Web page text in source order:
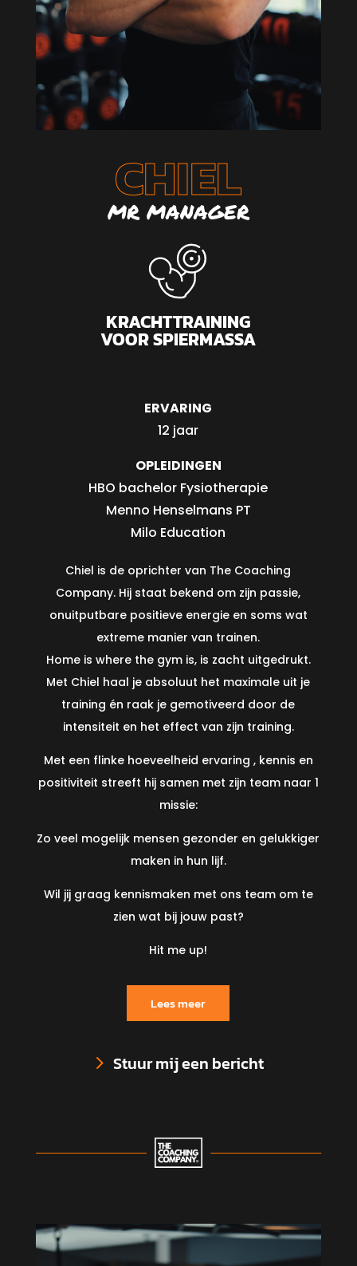
CHIEL
MR MANAGER
KRACHTTRAINING
VOOR SPIERMASSA
ERVARING
12 jaar
OPLEIDINGEN
HBO bachelor Fysiotherapie
Menno Henselmans PT
Milo Education
Chiel is de oprichter van The Coaching
Company. Hij staat bekend om zijn passie,
onuitputbare positieve energie en soms wat
extreme manier van trainen.
Home is where the gym is, is zacht uitgedrukt.
Met Chiel haal je absoluut het maximale uit je
training én raak je gemotiveerd door de
intensiteit en het effect van zijn training.
Met een flinke hoeveelheid ervaring , kennis en
positiviteit streeft hij samen met zijn team naar 1
missie:
Zo veel mogelijk mensen gezonder en gelukkiger
maken in hun lijf.
Wil jij graag kennismaken met ons team om te
zien wat bij jouw past?
Hit me up!
Lees meer
Stuur mij een bericht